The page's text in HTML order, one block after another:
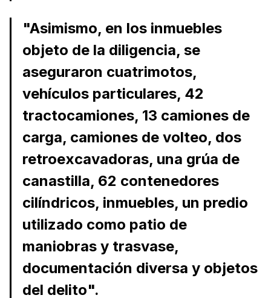
"Asimismo, en los inmuebles
objeto de la diligencia, se
aseguraron cuatrimotos,
vehículos particulares, 42
tractocamiones, 13 camiones de
carga, camiones de volteo, dos
retroexcavadoras, una grúa de
canastilla, 62 contenedores
cilíndricos, inmuebles, un predio
utilizado como patio de
maniobras y trasvase,
documentación diversa y objetos
del delito".